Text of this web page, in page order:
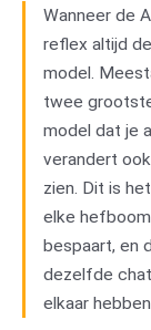
Wanneer de
reflex altijd
model.
twee
model dat je
verandert
zien. Dit is
elke
bespaart, en
dezelfde
elkaar